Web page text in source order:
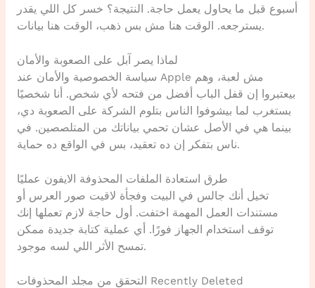
أسبوع قبل ما يحاول يعمل حاجة. النتيجة؟ خسر كل اللي يقدر
يسترجعه. الوقت هنا مش بس ذهب، الوقت هنا بيانات.
لماذا يصر آبل على الصعوبة والأمان
سياسة الخصوصية والأمان عند Apple مش لعبة، وهم
بيعتبروا إن قفل الباب أفضل من فتحه لأي شخص. أنا شخصيًا
بستغرب لما بيشوفوا الناس بتلوم الشركة على الصعوبة دي،
بينما هي في الأصل عشان تحمي بياناتك من المتلصصين. في
ناس بتفكر إن ده تعقيد، بس في الواقع ده حماية.
طرق استعادة الملفات المحذوفة الايفون عمليًا
تخيل أنك جالس في البيت وفجأة لاقيت صور العرس أو
مستندات العمل المهمة اختفت. أول حاجة لازم تعملها إنك
توقف استخدام الجهاز فورًا. أي عملية كتابة جديدة ممكن
تمسح الأثر اللي لسه موجود.
التحقق من مجلد المحذوفات Recently Deleted